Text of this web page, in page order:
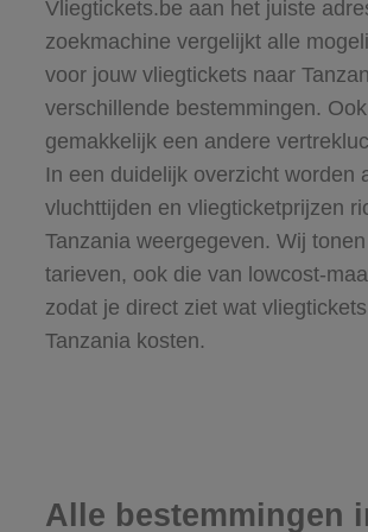
Vliegtickets.be aan het juiste
zoekmachine vergelijkt alle
voor jouw vliegtickets naar
verschillende bestemmingen.
gemakkelijk een andere
In een duidelijk overzicht worden
vluchttijden en vliegticketprijzen
Tanzania weergegeven. Wij
tarieven, ook die van lowcost-
zodat je direct ziet wat
Tanzania kosten.
Alle bestemmingen